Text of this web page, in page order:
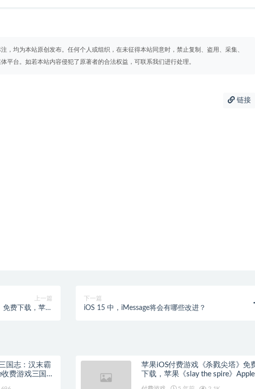
，均为本站原创发布。任何个人或组织，在未征得本站同意时，禁止复制、盗用、采集、
平台。如若本站内容侵犯了原著者的合法权益，可联系我们进行处理。
链接
上一篇
费下载，苹果
下一篇
iOS 15 中，iMessage将会有哪些改进？
国志：汉末霸
费游戏三国
苹果iOS付费游戏《杀戮尖塔》免
下载，苹果《slay the spire》Apple